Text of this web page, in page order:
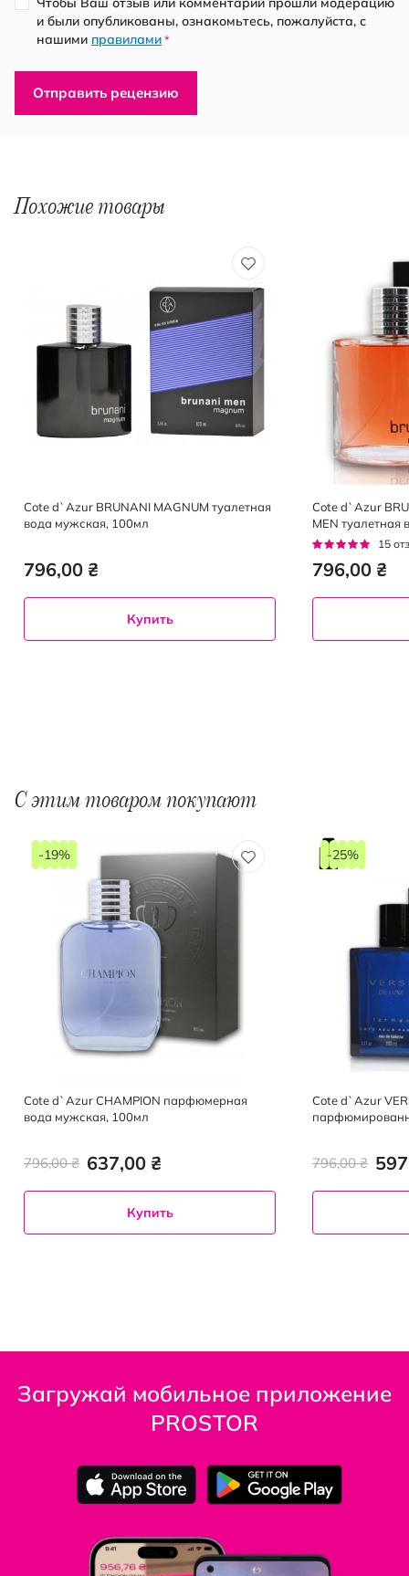
и были опубликованы, ознакомьтесь, пожалуйста, с
нашими правилами *
Отправить рецензию
Похожие товары
Cote d`Azur BRUNANI MAGNUM туалетная
вода мужская, 100мл
796,00 ₴
Купить
Cote d`Azur
MEN
Рейтинг:
15
796,00 ₴
С этим товаром покупают
Cote d`Azur CHAMPION парфюмерная
вода мужская, 100мл
637,00 ₴
796,00 ₴
-19%
Купить
Cote d`Azur
796,00 ₴
-25%
Загружай мобильное приложение
PROSTOR